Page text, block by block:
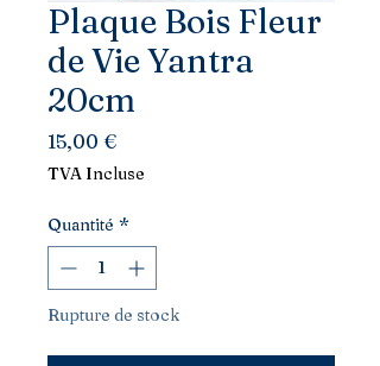
Plaque Bois Fleur
de Vie Yantra
20cm
15,00 €Prix
TVA Incluse
Quantité *
Rupture de stock